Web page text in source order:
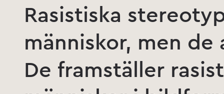
Rasistiska
människor, men
De framställer